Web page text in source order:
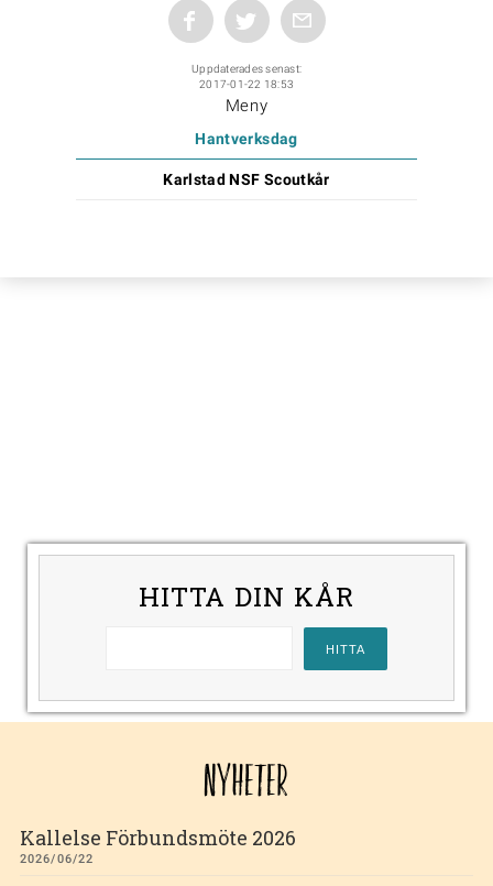
Uppdaterades senast:
2017-01-22 18:53
Meny
Hantverksdag
Karlstad NSF Scoutkår
HITTA DIN KÅR
NYHETER
Kallelse Förbundsmöte 2026
2026/06/22